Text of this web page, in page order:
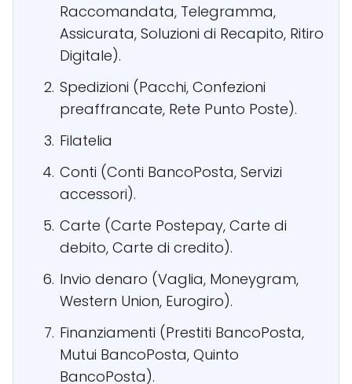
Raccomandata, Telegramma,
Assicurata, Soluzioni di Recapito, Ritiro
Digitale).
Spedizioni (Pacchi, Confezioni
preaffrancate, Rete Punto Poste).
Filatelia
Conti (Conti BancoPosta, Servizi
accessori).
Carte (Carte Postepay, Carte di
debito, Carte di credito).
Invio denaro (Vaglia, Moneygram,
Western Union, Eurogiro).
Finanziamenti (Prestiti BancoPosta,
Mutui BancoPosta, Quinto
BancoPosta).